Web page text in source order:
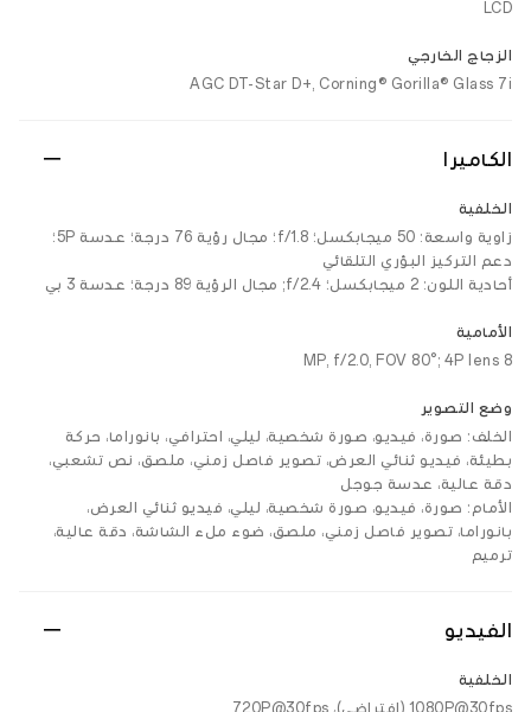
LCD
الزجاج الخارجي
AGC DT-Star D+, Corning® Gorilla® Glass 7i
الكاميرا
الخلفية
زاوية واسعة: 50 ميجابكسل؛ f/1.8؛ مجال رؤية 76 درجة؛ عدسة 5P؛
دعم التركيز البؤري التلقائي
أحادية اللون: 2 ميجابكسل؛ f/2.4; مجال الرؤية 89 درجة؛ عدسة 3 بي
الأمامية
8 MP, f/2.0, FOV 80°; 4P lens
وضع التصوير
الخلف: صورة، فيديو، صورة شخصية، ليلي، احترافي، بانوراما، حركة
بطيئة، فيديو ثنائي العرض، تصوير فاصل زمني، ملصق، نص تشعبي،
دقة عالية، عدسة جوجل
الأمام: صورة، فيديو، صورة شخصية، ليلي، فيديو ثنائي العرض،
بانوراما، تصوير فاصل زمني، ملصق، ضوء ملء الشاشة، دقة عالية،
ترميم
الفيديو
الخلفية
1080P@30fps (افتراضي)، 720P@30fps